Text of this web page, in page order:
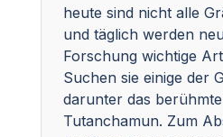
heute sind nicht alle
und täglich werden
Forschung wichtige
Suchen sie einige der
darunter das
Tutanchamun. Zum